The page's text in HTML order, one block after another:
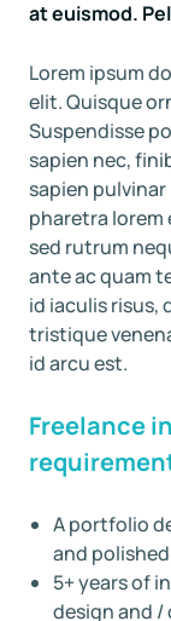
at euismod.
Lorem ipsum
elit. Quisque
Suspendisse
sapien nec,
sapien
pharetra lorem
sed rutrum
ante ac quam
id iaculis risus,
tristique
id arcu est.
Freelance
A portfolio
and
5+ years of
design and /